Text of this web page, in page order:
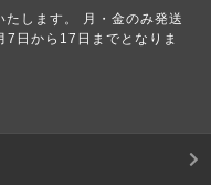
します。 月・金のみ発送
日から17日までとなりま